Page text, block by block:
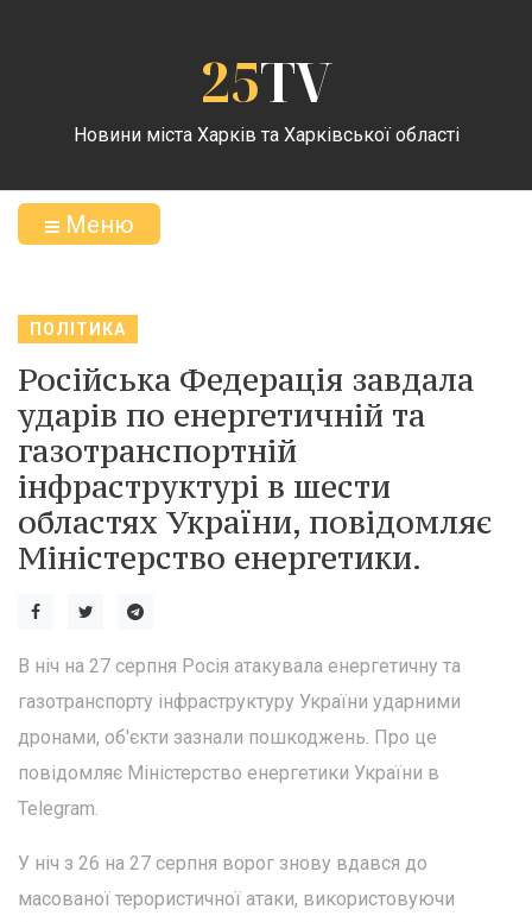
25TV
Новини міста Харків та Харківської області
Меню
ПОЛІТИКА
Російська Федерація завдала
ударів по енергетичній та
газотранспортній
інфраструктурі в шести
областях України, повідомляє
Міністерство енергетики.
В ніч на 27 серпня Росія атакувала енергетичну та
газотранспорту інфраструктуру України ударними
дронами, об'єкти зазнали пошкоджень. Про це
повідомляє Міністерство енергетики України в
Telegram.
У ніч з 26 на 27 серпня ворог знову вдався до
масованої терористичної атаки, використовуючи